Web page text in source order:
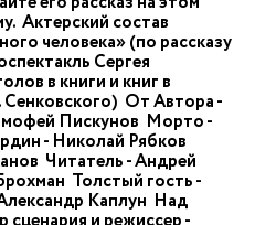
Актерский состав
человека» (по рассказу
Сергея
в книги и книг в
От Автора -
Пискунов Морто -
- Николай Рябков
Читатель - Андрей
Толстый гость -
Каплун Над